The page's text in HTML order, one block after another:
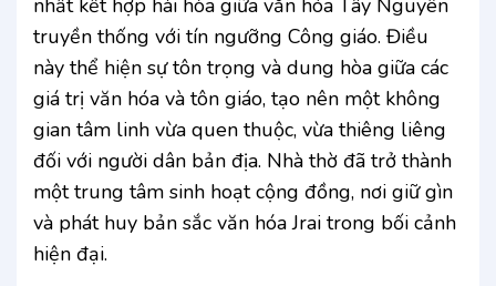
truyền thống với tín ngưỡng Công giáo. Điều
này thể hiện sự tôn trọng và dung hòa giữa các
giá trị văn hóa và tôn giáo, tạo nên một không
gian tâm linh vừa quen thuộc, vừa thiêng liêng
đối với người dân bản địa. Nhà thờ đã trở thành
một trung tâm sinh hoạt cộng đồng, nơi giữ gìn
và phát huy bản sắc văn hóa Jrai trong bối cảnh
hiện đại.